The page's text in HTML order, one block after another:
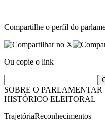
Compartilhe o perfil do
Ou copie o link
SOBRE O PARLAMENTAR
HISTÓRICO ELEITORAL
TrajetóriaReconhecimentos